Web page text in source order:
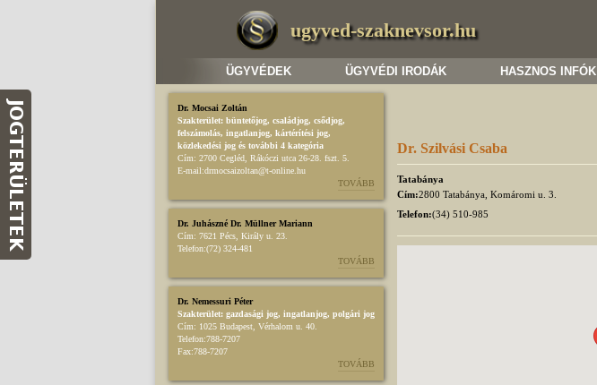
ugyved-szaknevsor.hu
ÜGYVÉDEK ÜGYVÉDI IRODÁK HASZNOS INFÓK
Dr. Mocsai Zoltán
Szakterület: büntetőjog, családjog, csődjog,
felszámolás, ingatlanjog, kártérítési jog,
közlekedési jog és további 4 kategória
Cím: 2700 Cegléd, Rákóczi utca 26-28. fszt. 5.
E-mail:drmocsaizoltan@t-online.hu
TOVÁBB
Dr. Juhászné Dr. Müllner Mariann
Cím: 7621 Pécs, Király u. 23.
Telefon:(72) 324-481
TOVÁBB
Dr. Nemessuri Péter
Szakterület: gazdasági jog, ingatlanjog, polgári jog
Cím: 1025 Budapest, Vérhalom u. 40.
Telefon:788-7207
Fax:788-7207
TOVÁBB
Dr. Szilvási Csaba
Tatabánya
Cím:2800 Tatabánya, Komáromi u. 3.
Telefon:(34) 510-985